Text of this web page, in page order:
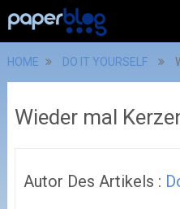
HOME DO IT YOURSELF
Wieder mal
Autor Des Artikels :